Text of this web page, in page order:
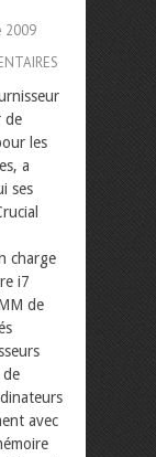
2009
de
les
a
ses
charge
i7
de
de
avec